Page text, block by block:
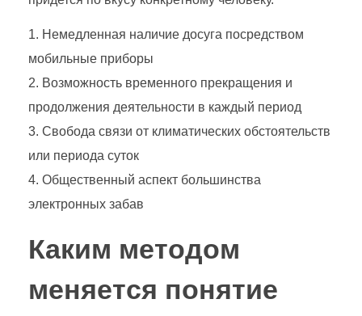
Немедленная наличие досуга посредством
мобильные приборы
Возможность временного прекращения и
продолжения деятельности в каждый период
Свобода связи от климатических обстоятельств
или периода суток
Общественный аспект большинства
электронных забав
Каким методом
меняется понятие